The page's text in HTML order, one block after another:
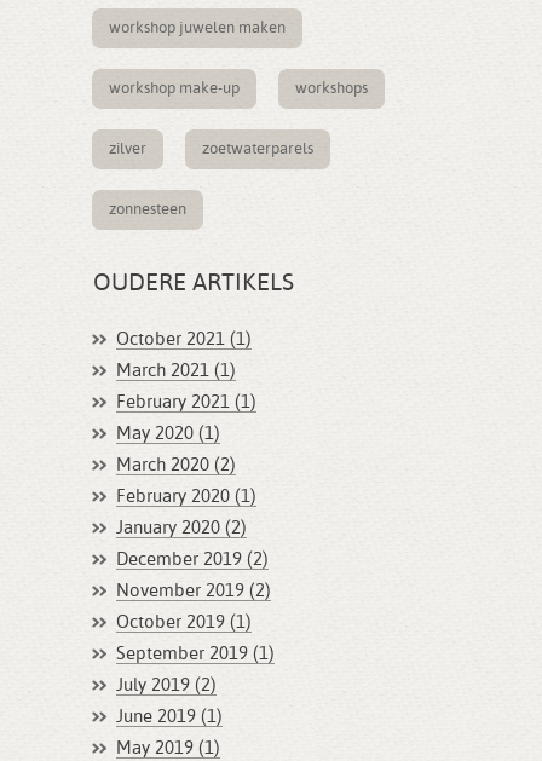
workshop juwelen maken
workshop make-up workshops
zilver zoetwaterparels
zonnesteen
OUDERE ARTIKELS
October 2021 (1)
March 2021 (1)
February 2021 (1)
May 2020 (1)
March 2020 (2)
February 2020 (1)
January 2020 (2)
December 2019 (2)
November 2019 (2)
October 2019 (1)
September 2019 (1)
July 2019 (2)
June 2019 (1)
May 2019 (1)